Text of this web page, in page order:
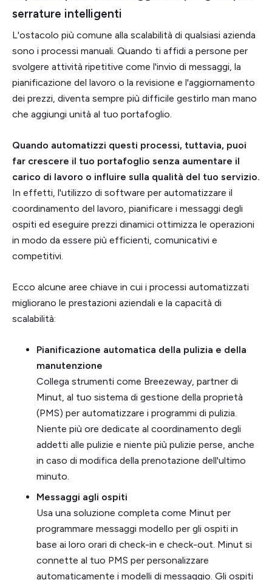
serrature intelligenti
L'ostacolo più comune alla scalabilità di qualsiasi azienda
sono i processi manuali. Quando ti affidi a persone per
svolgere attività ripetitive come l'invio di messaggi, la
pianificazione del lavoro o la revisione e l'aggiornamento
dei prezzi, diventa sempre più difficile gestirlo man mano
che aggiungi unità al tuo portafoglio.
Quando automatizzi questi processi, tuttavia, puoi
far crescere il tuo portafoglio senza aumentare il
carico di lavoro o influire sulla qualità del tuo servizio.
In effetti, l'utilizzo di software per automatizzare il
coordinamento del lavoro, pianificare i messaggi degli
ospiti ed eseguire prezzi dinamici ottimizza le operazioni
in modo da essere più efficienti, comunicativi e
competitivi.
Ecco alcune aree chiave in cui i processi automatizzati
migliorano le prestazioni aziendali e la capacità di
scalabilità:
Pianificazione automatica della pulizia e della
manutenzione
Collega strumenti come Breezeway, partner di
Minut, al tuo sistema di gestione della proprietà
(PMS) per automatizzare i programmi di pulizia.
Niente più ore dedicate al coordinamento degli
addetti alle pulizie e niente più pulizie perse, anche
in caso di modifica della prenotazione dell'ultimo
minuto.
Messaggi agli ospiti
Usa una soluzione completa come Minut per
programmare messaggi modello per gli ospiti in
base ai loro orari di check-in e check-out. Minut si
connette al tuo PMS per personalizzare
automaticamente i modelli di messaggio. Gli ospiti